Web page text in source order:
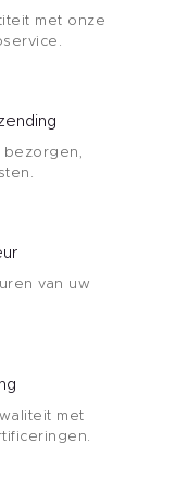
met onze
bezorgen,
van uw
met